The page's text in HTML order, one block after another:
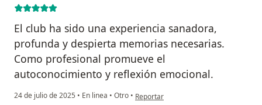
El club ha sido una experiencia sanadora,
profunda y despierta memorias necesarias.
Como profesional promueve el
autoconocimiento y reflexión emocional.
24 de julio de 2025 • En linea • Otro • en opinión del usuario Mónica
Reportar